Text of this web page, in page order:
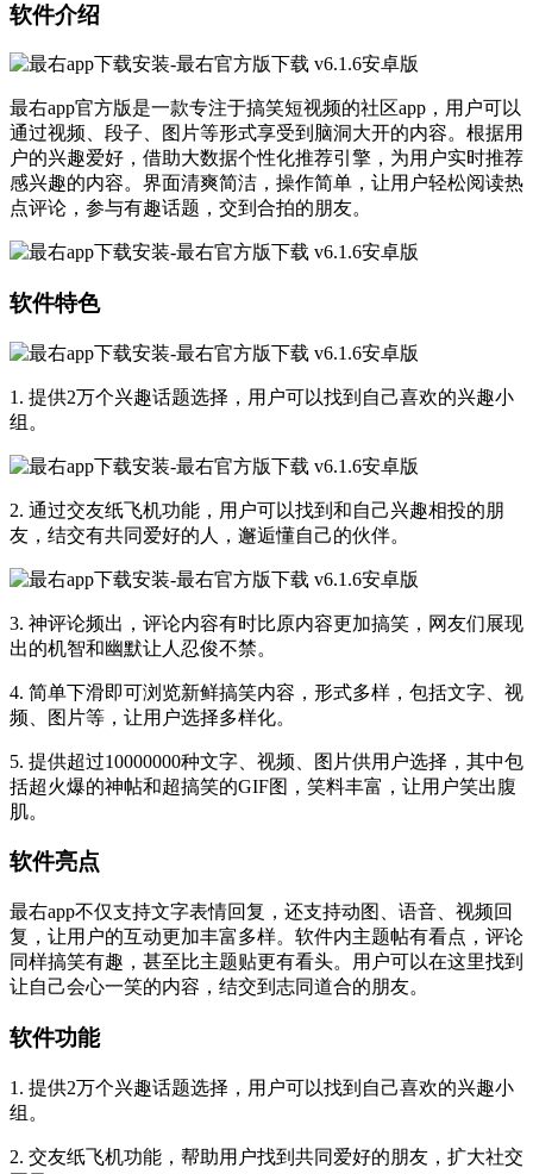
软件介绍
最右app官方版是一款专注于搞笑短视频的社区app，用户可以
通过视频、段子、图片等形式享受到脑洞大开的内容。根据用
户的兴趣爱好，借助大数据个性化推荐引擎，为用户实时推荐
感兴趣的内容。界面清爽简洁，操作简单，让用户轻松阅读热
点评论，参与有趣话题，交到合拍的朋友。
软件特色
1. 提供2万个兴趣话题选择，用户可以找到自己喜欢的兴趣小
组。
2. 通过交友纸飞机功能，用户可以找到和自己兴趣相投的朋
友，结交有共同爱好的人，邂逅懂自己的伙伴。
3. 神评论频出，评论内容有时比原内容更加搞笑，网友们展现
出的机智和幽默让人忍俊不禁。
4. 简单下滑即可浏览新鲜搞笑内容，形式多样，包括文字、视
频、图片等，让用户选择多样化。
5. 提供超过10000000种文字、视频、图片供用户选择，其中包
括超火爆的神帖和超搞笑的GIF图，笑料丰富，让用户笑出腹
肌。
软件亮点
最右app不仅支持文字表情回复，还支持动图、语音、视频回
复，让用户的互动更加丰富多样。软件内主题帖有看点，评论
同样搞笑有趣，甚至比主题贴更有看头。用户可以在这里找到
让自己会心一笑的内容，结交到志同道合的朋友。
软件功能
1. 提供2万个兴趣话题选择，用户可以找到自己喜欢的兴趣小
组。
2. 交友纸飞机功能，帮助用户找到共同爱好的朋友，扩大社交